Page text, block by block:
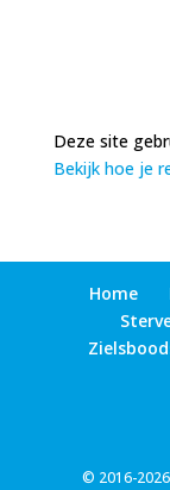
Deze site
Bekijk hoe je
Home
© 2016-2026